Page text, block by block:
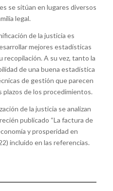
se sitúan en lugares diversos
legal.
de la justicia es
mejores estadísticas
recopilación. A su vez, tanto la
de una buena estadística
de gestión que parecen
plazos de los procedimientos.
de la justicia se analizan
publicado “La factura de
y prosperidad en
incluido en las referencias.